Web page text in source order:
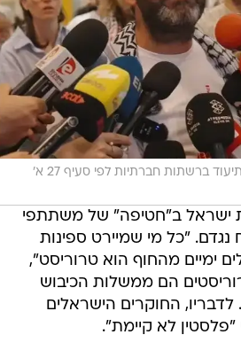
תיעוד ברשתות חברתיות לפי סעיף 27 א'
ישראל ב"חטיפה" של משתתפי
"כל מי שמיירט ספינות
של 700 מיילים ימיים מהחוף הוא טרוריסט",
הם ממשלות הכיבוש
החוקרים הישראלים
"פלסטין לא קיימת".